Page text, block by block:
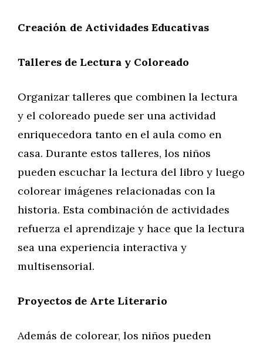
Creación de Actividades Educativas
Talleres de Lectura y Coloreado
Organizar talleres que combinen la lectura
y el coloreado puede ser una actividad
enriquecedora tanto en el aula como en
casa. Durante estos talleres, los niños
pueden escuchar la lectura del libro y luego
colorear imágenes relacionadas con la
historia. Esta combinación de actividades
refuerza el aprendizaje y hace que la lectura
sea una experiencia interactiva y
multisensorial.
Proyectos de Arte Literario
Además de colorear, los niños pueden